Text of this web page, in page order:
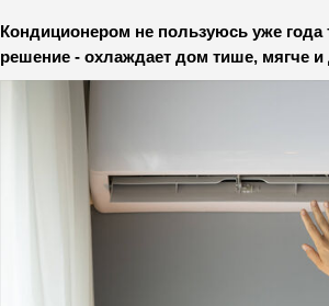
Кондиционером не пользуюсь уже
решение - охлаждает дом тише, мягче